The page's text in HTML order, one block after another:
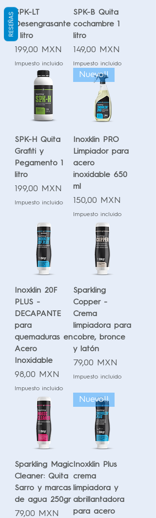
SPK-LT
Desengrasante
1 litro
Precio
199,00 MXN
Impuesto incluido
SPK-B Quita
cochambre 1
litro
Precio
149,00 MXN
Impuesto incluido
SPK-H Quita
Grafiti y
Pegamento 1
litro
Precio
199,00 MXN
Impuesto incluido
Nuevo!!
Inoxklin PRO
Limpiador para
acero
inoxidable 650
ml
Precio
150,00 MXN
Impuesto incluido
Inoxklin 20F
PLUS -
DECAPANTE
para
quemaduras en
Acero
Inoxidable
Precio
98,00 MXN
Impuesto incluido
Sparkling
Copper -
Crema
limpiadora para
cobre, bronce
y latón
Precio
79,00 MXN
Impuesto incluido
Sparkling Magic
Cleaner: Quita
Sarro y marcas
de agua 250gr
Precio
79,00 MXN
Nuevo!!
Inoxklin Plus
crema
limpiadora y
abrillantadora
para acero
RESEÑAS